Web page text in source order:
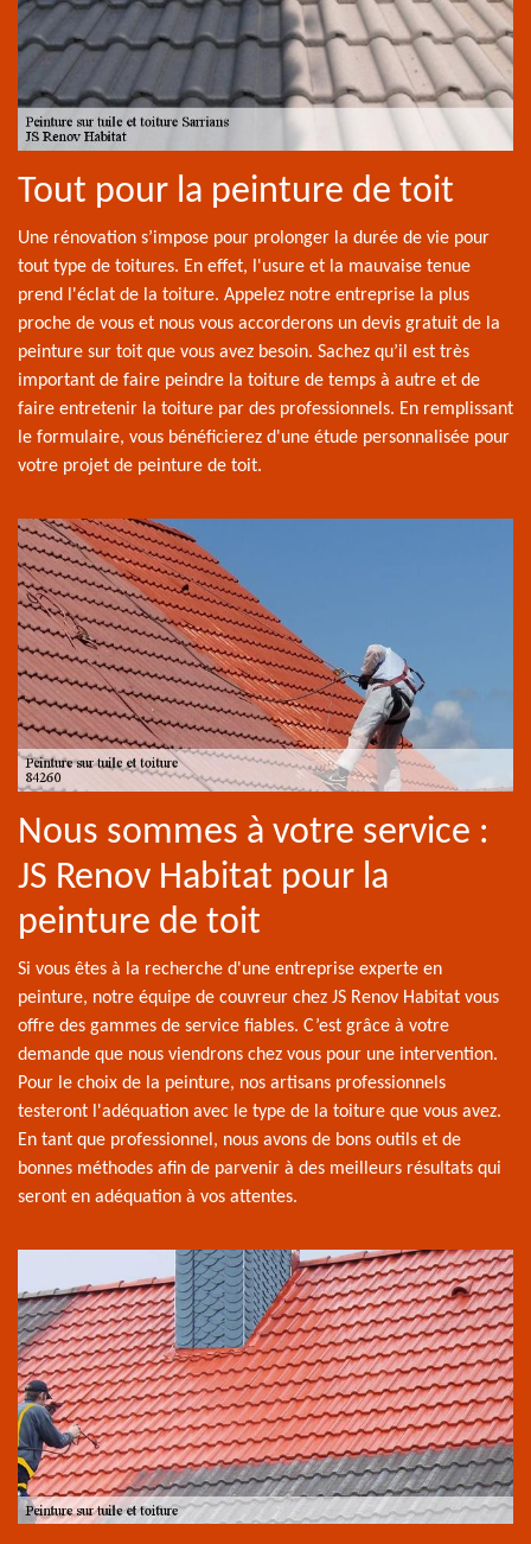
Tout pour la peinture de toit
Une rénovation s’impose pour prolonger la durée de vie pour
tout type de toitures. En effet, l'usure et la mauvaise tenue
prend l'éclat de la toiture. Appelez notre entreprise la plus
proche de vous et nous vous accorderons un devis gratuit de la
peinture sur toit que vous avez besoin. Sachez qu’il est très
important de faire peindre la toiture de temps à autre et de
faire entretenir la toiture par des professionnels. En remplissant
le formulaire, vous bénéficierez d'une étude personnalisée pour
votre projet de peinture de toit.
Nous sommes à votre service :
JS Renov Habitat pour la
peinture de toit
Si vous êtes à la recherche d'une entreprise experte en
peinture, notre équipe de couvreur chez JS Renov Habitat vous
offre des gammes de service fiables. C’est grâce à votre
demande que nous viendrons chez vous pour une intervention.
Pour le choix de la peinture, nos artisans professionnels
testeront l'adéquation avec le type de la toiture que vous avez.
En tant que professionnel, nous avons de bons outils et de
bonnes méthodes afin de parvenir à des meilleurs résultats qui
seront en adéquation à vos attentes.